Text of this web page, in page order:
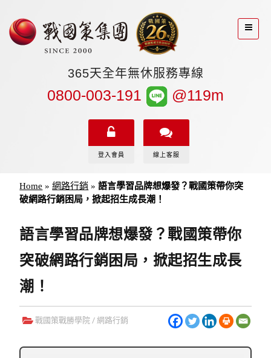
365天全年無休服務專線
0800-003-191 @119m
登入會員 線上客服
Home »網路行銷 »語言學習品牌想爆發？戰國策帶你突
破網路行銷困局，掀起招生成長潮！
語言學習品牌想爆發？戰國策帶你
突破網路行銷困局，掀起招生成長
潮！
戰國策戰勝學院 /網路行銷